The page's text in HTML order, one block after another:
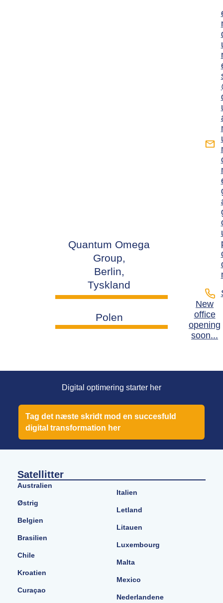
Quantum Omega
Group,
Berlin,
Tyskland
Polen
New
office
opening
soon...
Digital optimering starter her
Tag det næste skridt mod en succesfuld
digital transformation her
Satellitter
Australien
Østrig
Belgien
Brasilien
Chile
Kroatien
Curaçao
Italien
Letland
Litauen
Luxembourg
Malta
Mexico
Nederlandene